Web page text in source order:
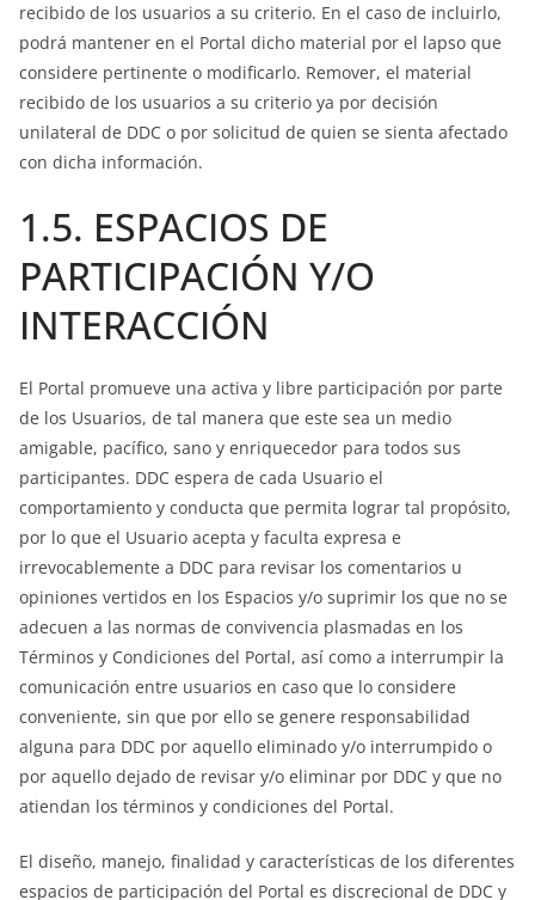
recibido de los usuarios a su criterio. En el caso de incluirlo,
podrá mantener en el Portal dicho material por el lapso que
considere pertinente o modificarlo. Remover, el material
recibido de los usuarios a su criterio ya por decisión
unilateral de DDC o por solicitud de quien se sienta afectado
con dicha información.
1.5. ESPACIOS DE
PARTICIPACIÓN Y/O
INTERACCIÓN
El Portal promueve una activa y libre participación por parte
de los Usuarios, de tal manera que este sea un medio
amigable, pacífico, sano y enriquecedor para todos sus
participantes. DDC espera de cada Usuario el
comportamiento y conducta que permita lograr tal propósito,
por lo que el Usuario acepta y faculta expresa e
irrevocablemente a DDC para revisar los comentarios u
opiniones vertidos en los Espacios y/o suprimir los que no se
adecuen a las normas de convivencia plasmadas en los
Términos y Condiciones del Portal, así como a interrumpir la
comunicación entre usuarios en caso que lo considere
conveniente, sin que por ello se genere responsabilidad
alguna para DDC por aquello eliminado y/o interrumpido o
por aquello dejado de revisar y/o eliminar por DDC y que no
atiendan los términos y condiciones del Portal.
El diseño, manejo, finalidad y características de los diferentes
espacios de participación del Portal es discrecional de DDC y